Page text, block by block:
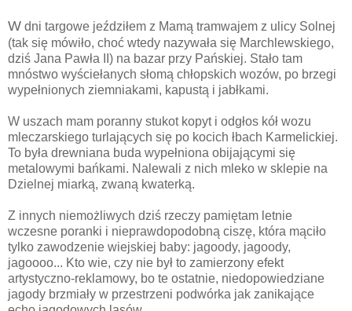
W dni targowe jeździłem z Mamą tramwajem z ulicy Solnej
(tak się mówiło, choć wtedy nazywała się Marchlewskiego,
dziś Jana Pawła II) na bazar przy Pańskiej. Stało tam
mnóstwo wyściełanych słomą chłopskich wozów, po brzegi
wypełnionych ziemniakami, kapustą i jabłkami.
W uszach mam poranny stukot kopyt i odgłos kół wozu
mleczarskiego turlających się po kocich łbach Karmelickiej.
To była drewniana buda wypełniona obijającymi się
metalowymi bańkami. Nalewali z nich mleko w sklepie na
Dzielnej miarką, zwaną kwaterką.
Z innych niemożliwych dziś rzeczy pamiętam letnie
wczesne poranki i nieprawdopodobną ciszę, która mąciło
tylko zawodzenie wiejskiej baby: jagoody, jagoody,
jagoooo... Kto wie, czy nie był to zamierzony efekt
artystyczno-reklamowy, bo te ostatnie, niedopowiedziane
jagody brzmiały w przestrzeni podwórka jak zanikające